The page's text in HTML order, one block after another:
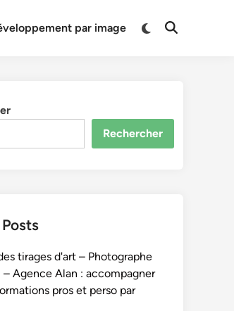
par image
Switch
Open
Rechercher
tirages d'art – Photographe
– Agence Alan : accompagner
pros et perso par